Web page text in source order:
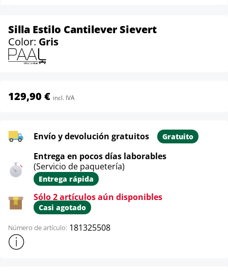
Silla Estilo Cantilever Sievert
Color: Gris
129,90 € incl. IVA
Envío y devolución gratuitos Gratuito
Entrega en pocos días laborables
(Servicio de paquetería)
Entrega rápida
Sólo 2 artículos aún disponibles
Casi agotado
Número de artículo: 181325508
Mostrar más información sobre el producto